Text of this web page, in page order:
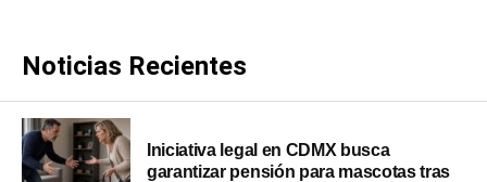
Noticias Recientes
Iniciativa legal en CDMX busca
garantizar pensión para mascotas tras